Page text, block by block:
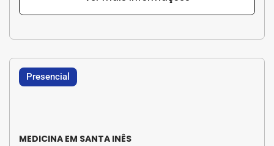
Presencial
MEDICINA EM SANTA INÊS